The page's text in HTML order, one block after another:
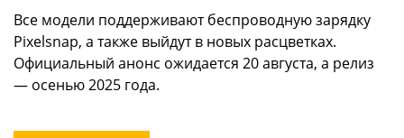
Все модели поддерживают беспроводную зарядку
Pixelsnap, а также выйдут в новых расцветках.
Официальный анонс ожидается 20 августа, а релиз
— осенью 2025 года.